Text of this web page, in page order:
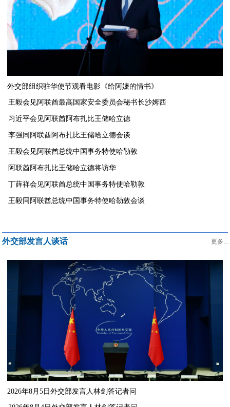
外交部组织驻华使节观看电影《给阿嬷的情书》
王毅会见阿联酋最高国家安全委员会秘书长沙姆西
习近平会见阿联酋阿布扎比王储哈立德
李强同阿联酋阿布扎比王储哈立德会谈
​王毅会见阿联酋总统中国事务特使哈勒敦
阿联酋阿布扎比王储哈立德将访华
丁薛祥会见阿联酋总统中国事务特使哈勒敦
王毅同阿联酋总统中国事务特使哈勒敦会谈
外交部发言人谈话 更多...
2026年8月5日外交部发言人林剑答记者问